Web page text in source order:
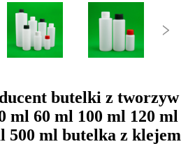
butelki z tworzyw
ml 60 ml 100 ml 120 ml
500 ml butelka z klejem